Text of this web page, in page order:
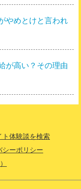
やめとけと言われ
が高い？その理由
ト体験談を検索
シーポリシー